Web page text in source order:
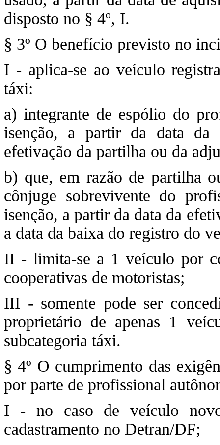
disposto no § 4º, I.
§ 3º O benefício previsto no
I - aplica-se ao veículo
táxi:
a) integrante de espólio do
isenção, a partir da data da
efetivação da partilha ou da
b) que, em razão de partilha
cônjuge sobrevivente do
isenção, a partir da data da
a data da baixa do registro do
II - limita-se a 1 veículo por
cooperativas de motoristas;
III - somente pode ser
proprietário de apenas 1
subcategoria táxi.
§ 4º O cumprimento das
por parte de profissional
I - no caso de veículo
cadastramento no Detran/DF;